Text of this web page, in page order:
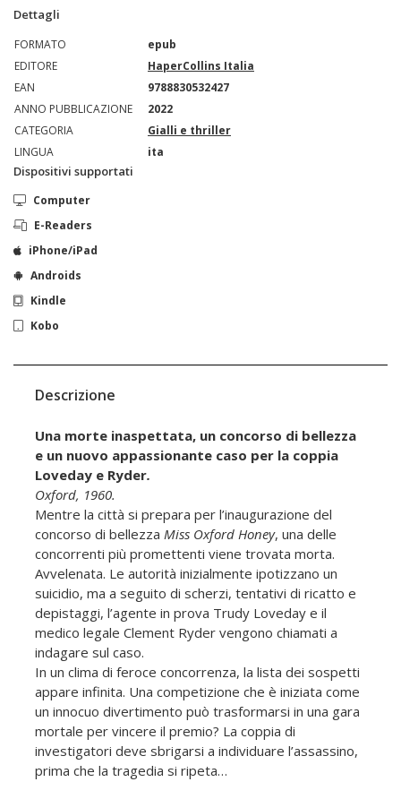
Dettagli
FORMATO
epub
EDITORE
HaperCollins Italia
EAN
9788830532427
ANNO PUBBLICAZIONE
2022
CATEGORIA
Gialli e thriller
LINGUA
ita
Dispositivi supportati
Computer
E-Readers
iPhone/iPad
Androids
Kindle
Kobo
Descrizione
Una morte inaspettata, un concorso di bellezza
e un nuovo appassionante caso per la coppia
Loveday e Ryder.
Oxford, 1960.
Mentre la città si prepara per l’inaugurazione del
concorso di bellezza Miss Oxford Honey, una delle
concorrenti più promettenti viene trovata morta.
Avvelenata. Le autorità inizialmente ipotizzano un
suicidio, ma a seguito di scherzi, tentativi di ricatto e
depistaggi, l’agente in prova Trudy Loveday e il
medico legale Clement Ryder vengono chiamati a
indagare sul caso.
In un clima di feroce concorrenza, la lista dei sospetti
appare infinita. Una competizione che è iniziata come
un innocuo divertimento può trasformarsi in una gara
mortale per vincere il premio? La coppia di
investigatori deve sbrigarsi a individuare l’assassino,
prima che la tragedia si ripeta…